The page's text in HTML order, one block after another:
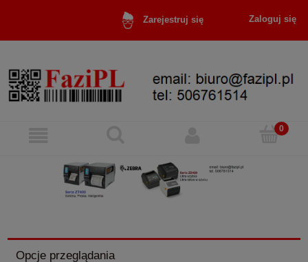
Zarejestruj się Zaloguj się
Opcje przeglądania